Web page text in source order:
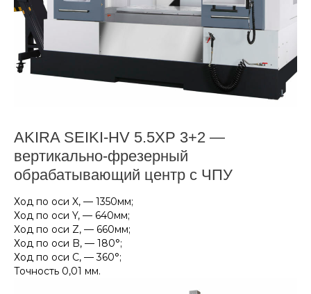
AKIRA SEIKI-HV 5.5XP 3+2 —
вертикально-фрезерный
обрабатывающий центр с ЧПУ
Ход по оси X, — 1350мм;
Ход по оси Y, — 640мм;
Ход по оси Z, — 660мм;
Ход по оси B, — 180°;
Ход по оси С, — 360°;
Точность 0,01 мм.